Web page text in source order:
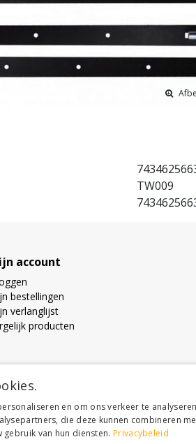
TW009
account
bestellingen
verlanglijst
producten
en om ons verkeer te
die deze kunnen combineren
van hun diensten. Privacybeleid